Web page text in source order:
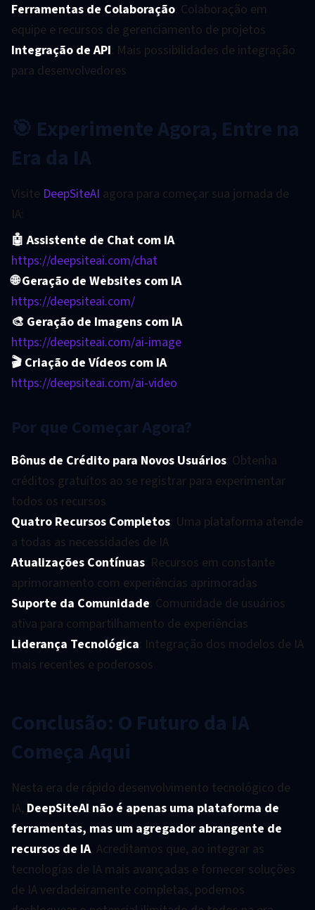
Ferramentas de Colaboração: Colaboração em
equipe e recursos de gerenciamento de projetos
Integração de API: Mais possibilidades de integração
para desenvolvedores
🎯 Experimente Agora, Entre na
Era da IA
Visite DeepSiteAI agora para começar sua jornada de
IA:
🤖 Assistente de Chat com IA:
https://deepsiteai.com/chat
🌐 Geração de Websites com IA:
https://deepsiteai.com/
🎨 Geração de Imagens com IA:
https://deepsiteai.com/ai-image
🎬 Criação de Vídeos com IA:
https://deepsiteai.com/ai-video
Por que Começar Agora?
Bônus de Crédito para Novos Usuários: Obtenha
créditos gratuitos ao se registrar para experimentar
todos os recursos
Quatro Recursos Completos: Uma plataforma atende
a todas as necessidades de IA
Atualizações Contínuas: Recursos em constante
aprimoramento com experiências aprimoradas
Suporte da Comunidade: Comunidade de usuários
ativa para compartilhamento de experiências
Liderança Tecnológica: Integração dos modelos de IA
mais recentes e poderosos
Conclusão: O Futuro da IA
Começa Aqui
Nesta era de rápido desenvolvimento tecnológico de
IA, DeepSiteAI não é apenas uma plataforma de
ferramentas, mas um agregador abrangente de
recursos de IA. Acreditamos que, ao integrar as
tecnologias de IA mais avançadas e fornecer soluções
de IA verdadeiramente completas, podemos